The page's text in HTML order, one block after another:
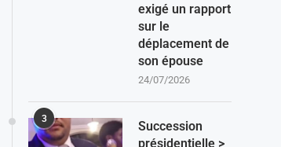
exigé un rapport
sur le
déplacement de
son épouse
24/07/2026
3
Succession
présidentielle >